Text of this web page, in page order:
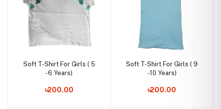
Soft T-Shirt For Girls ( 5
-6 Years)
৳200.00
Soft T-Shirt For Girls ( 9
-10 Years)
৳200.00